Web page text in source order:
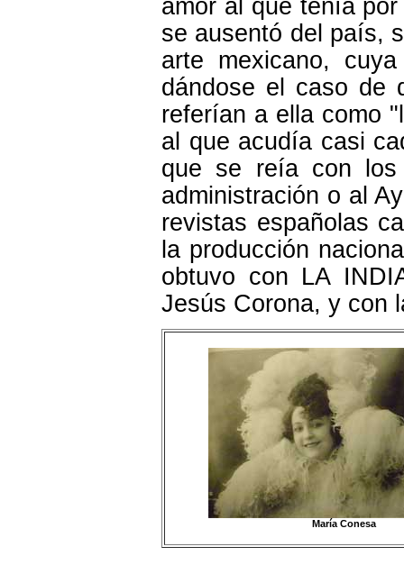
amor al que tenía
se ausentó del país,
arte mexicano,
dándose el caso de
referían a ella como
al que acudía casi
que se reía con
administración o al
revistas españolas
la producción
obtuvo con LA
Jesús Corona, y con
María Conesa